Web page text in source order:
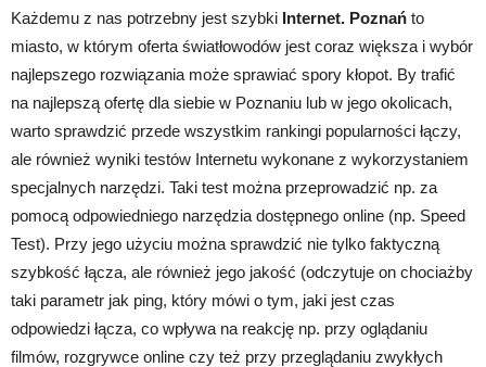
Każdemu z nas potrzebny jest szybki Internet. Poznań to
miasto, w którym oferta światłowodów jest coraz większa i wybór
najlepszego rozwiązania może sprawiać spory kłopot. By trafić
na najlepszą ofertę dla siebie w Poznaniu lub w jego okolicach,
warto sprawdzić przede wszystkim rankingi popularności łączy,
ale również wyniki testów Internetu wykonane z wykorzystaniem
specjalnych narzędzi. Taki test można przeprowadzić np. za
pomocą odpowiedniego narzędzia dostępnego online (np. Speed
Test). Przy jego użyciu można sprawdzić nie tylko faktyczną
szybkość łącza, ale również jego jakość (odczytuje on chociażby
taki parametr jak ping, który mówi o tym, jaki jest czas
odpowiedzi łącza, co wpływa na reakcję np. przy oglądaniu
filmów, rozgrywce online czy też przy przeglądaniu zwykłych